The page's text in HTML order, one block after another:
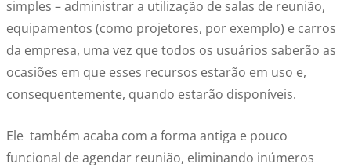
simples – administrar a utilização de salas de reunião,
equipamentos (como projetores, por exemplo) e carros
da empresa, uma vez que todos os usuários saberão as
ocasiões em que esses recursos estarão em uso e,
consequentemente, quando estarão disponíveis.
Ele também acaba com a forma antiga e pouco
funcional de agendar reunião, eliminando inúmeros